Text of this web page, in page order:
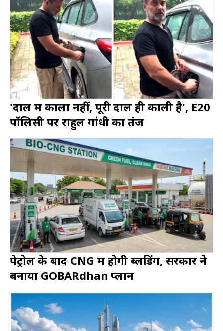
'दाल में काला नहीं, पूरी दाल ही काली है', E20
पॉलिसी पर राहुल गांधी का तंज
पेट्रोल के बाद CNG में होगी ब्लेंडिंग, सरकार ने
बनाया GOBARdhan प्लान